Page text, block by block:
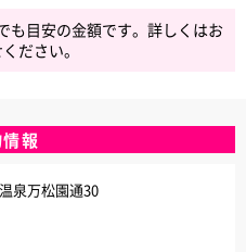
も目安の金額です。詳しくはお
ださい。
報
泉万松園通30